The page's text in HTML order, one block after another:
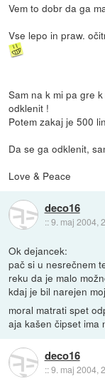
Vem to dobr da ga
Vse lepo in praw.
Sam na k mi pa gre
odklenit !
Potem zakaj je 500
Da se ga odklenit,
Love & Peace
deco16
::9. maj 2004,
Ok dejancek:
pač si u nesrečnem
reku da je malo
kdaj je bil narejen
moral matrati spet
aja kašen čipset ima
deco16
::9. maj 2004,